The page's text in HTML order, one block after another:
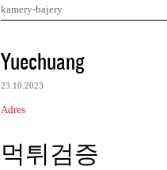
kamery-bajery
K
o
m
e
n
t
Yuechuang
23.10.2023
Adres
먹튀검증